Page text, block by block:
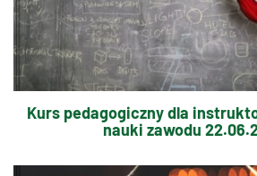
Kurs pedagogiczny dla
nauki zawodu